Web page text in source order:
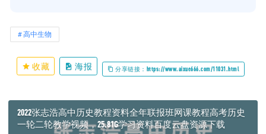
│ ├─ 08【细胞壁】
│ │ └─ 08.【核心知识】细胞壁.mp4
│ │ ├─ 09.1【核心知识】细胞膜结构.mp4
│ │ ├─ 09.2【核心知识】细胞膜功能.mp4
│ ├─ 10.【细胞器】
│ │ ├─ 10.1【核心知识】六体一网一泡.mp4
│ │ └─ 10.2【技巧拔高】细胞器的密切合作.mp4
高中生物
收藏 海报 分享链接：https://www.aixue666.com/11031.html
2022张志浩高中历史教程资料全年联报班网课教程高考历史
一轮二轮教学视频，25.81G学习资料百度云盘资源下载